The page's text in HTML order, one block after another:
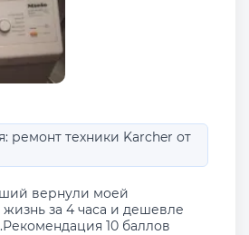
ремонт техники Karcher от
вернули моей
за 4 часа и дешевле
10 баллов